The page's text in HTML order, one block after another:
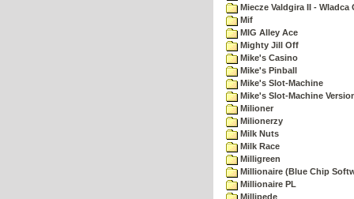
Miecze Valdgira II - Wladca
Mif
MIG Alley Ace
Mighty Jill Off
Mike's Casino
Mike's Pinball
Mike's Slot-Machine
Mike's Slot-Machine
Milioner
Milionerzy
Milk Nuts
Milk Race
Milligreen
Millionaire (Blue Chip
Millionaire PL
Millipede